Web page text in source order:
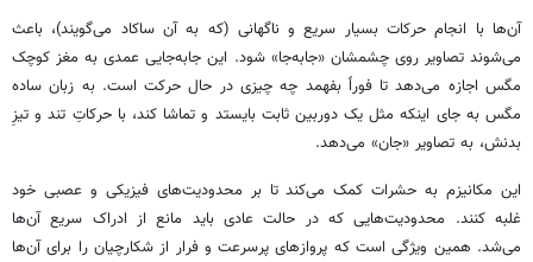
آن‌ها با انجام حرکات بسیار سریع و ناگهانی (که به آن ساکاد می‌گویند)، باعث
می‌شوند تصاویر روی چشمشان «جابه‌جا» شود. این جابه‌جایی عمدی به مغز کوچک
مگس اجازه می‌دهد تا فوراً بفهمد چه چیزی در حال حرکت است. به زبان ساده
مگس به جای اینکه مثل یک دوربین ثابت بایستد و تماشا کند، با حرکاتِ تند و تیزِ
بدنش، به تصاویر «جان» می‌دهد.
این مکانیزم به حشرات کمک می‌کند تا بر محدودیت‌های فیزیکی و عصبی خود
غلبه کنند. محدودیت‌هایی که در حالت عادی باید مانع از ادراک سریع آن‌ها
می‌شد. همین ویژگی است که پروازهای پرسرعت و فرار از شکارچیان را برای آن‌ها